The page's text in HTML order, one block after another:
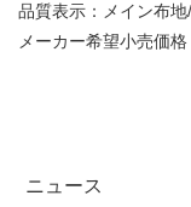
品質表示：メイン布
メーカー希望小売価
ニュース